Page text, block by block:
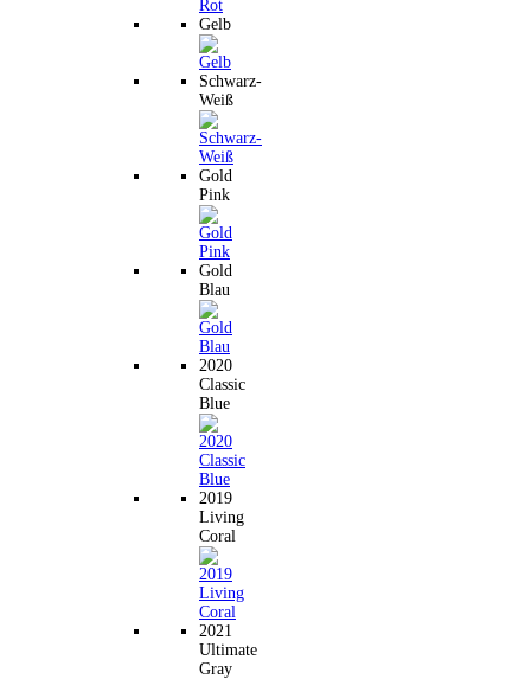
Gelb
Schwarz-
Weiß
Gold
Pink
Gold
Blau
2020
Classic
Blue
2019
Living
Coral
2021
Ultimate
Gray